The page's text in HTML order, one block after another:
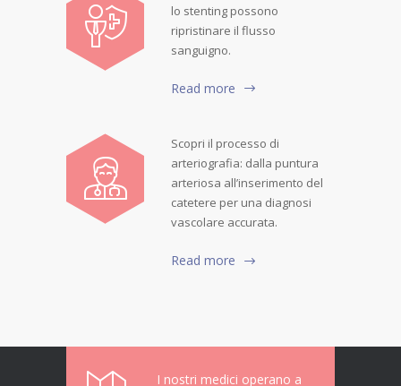
lo stenting possono
ripristinare il flusso
sanguigno.
Read more
Scopri il processo di
arteriografia: dalla puntura
arteriosa all’inserimento del
catetere per una diagnosi
vascolare accurata.
Read more
I nostri medici operano a